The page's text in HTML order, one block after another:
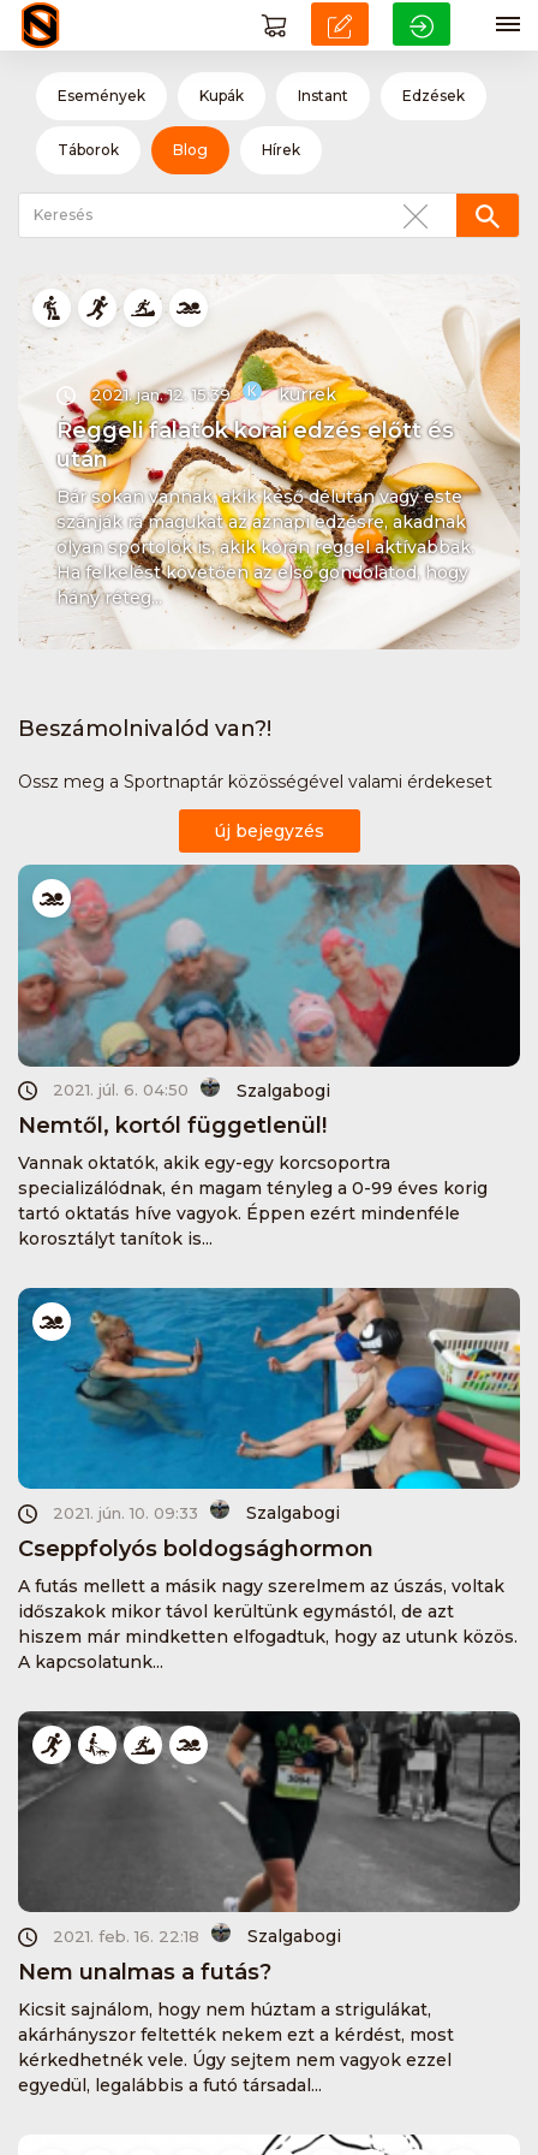
Események Kupák Instant Edzések
Táborok Blog Hírek
2021. jan. 12. 15:39 kurrek
Reggeli falatok korai edzés előtt és
után
Bár sokan vannak, akik késő délután vagy este
szánják rá magukat az aznapi edzésre, akadnak
olyan sportolók is, akik korán reggel aktívabbak.
Ha felkelést követően az első gondolatod, hogy
hány réteg...
Beszámolnivalód van?!
Ossz meg a Sportnaptár közösségével valami érdekeset
új bejegyzés
2021. júl. 6. 04:50 Szalgabogi
Nemtől, kortól függetlenül!
Vannak oktatók, akik egy-egy korcsoportra
specializálódnak, én magam tényleg a 0-99 éves korig
tartó oktatás híve vagyok. Éppen ezért mindenféle
korosztályt tanítok is...
2021. jún. 10. 09:33 Szalgabogi
Cseppfolyós boldogsághormon
A futás mellett a másik nagy szerelmem az úszás, voltak
időszakok mikor távol kerültünk egymástól, de azt
hiszem már mindketten elfogadtuk, hogy az utunk közös.
A kapcsolatunk...
2021. feb. 16. 22:18 Szalgabogi
Nem unalmas a futás?
Kicsit sajnálom, hogy nem húztam a strigulákat,
akárhányszor feltették nekem ezt a kérdést, most
kérkedhetnék vele. Úgy sejtem nem vagyok ezzel
egyedül, legalábbis a futó társadal...